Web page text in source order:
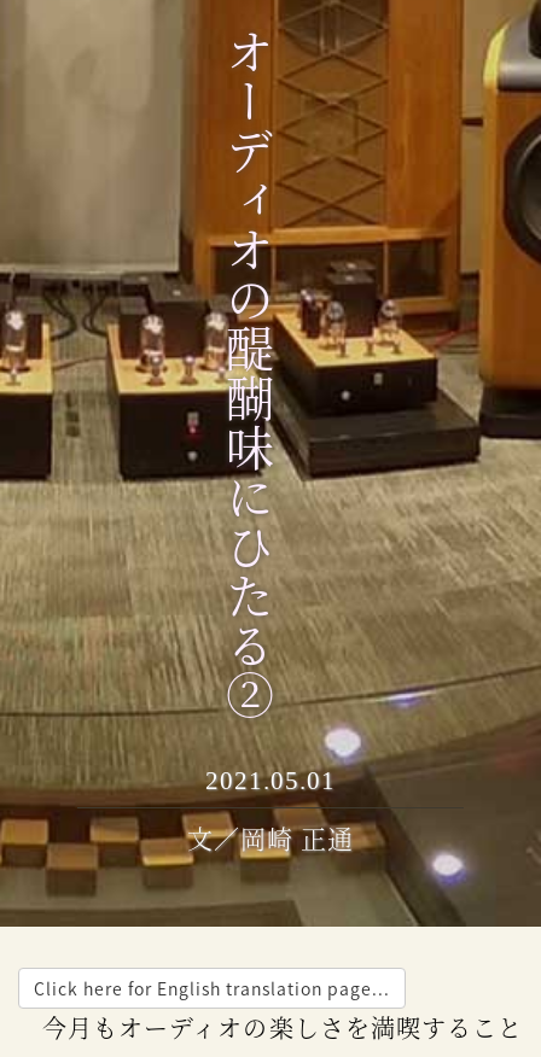
2021.05.01
文／岡崎 正通
Click here for English translation page...
今月もオーディオの楽しさを満喫すること